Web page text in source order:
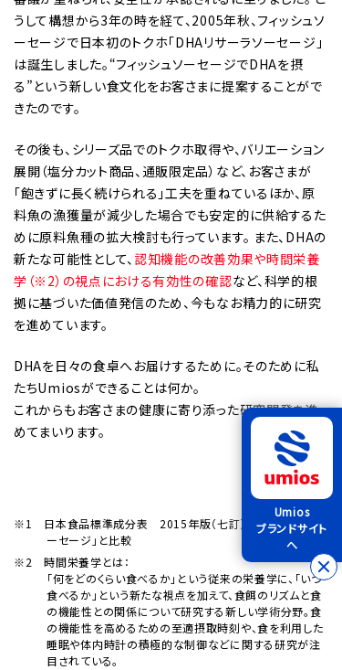
うして構想から3年の時を経て、2005年秋、フィッシュソ
ーセージで日本初のトクホ「DHAリサーラソーセージ」
は誕生しました。“フィッシュソーセージでDHAを摂
る”という新しい食文化をお客さまに提案することがで
きたのです。
その後も、シリーズ品でのトクホ取得や、バリエーション
展開（塩分カット商品、通販限定品）など、お客さまが
「飽きずに長く続けられる」工夫を重ねているほか、原
料魚の漁獲量が減少した場合でも安定的に供給するた
めに原料魚種の拡大検討も行っています。 また、DHAの
新たな可能性として、 認知機能の改善効果や時間栄養
学（※2）の視点における有効性の確認など、科学的根
拠に基づいた価値発信のため、今もなお精力的に研究
を進めています。
DHAを日々の食卓へお届けするために。そのために私
たちUmiosができることは何か。
これからもお客さまの健康に寄り添った研究開発を進
めてまいります。
※1 日本食品標準成分表 2015年版（七訂）「魚介類/魚肉ソ
ーセージ」と比較
※2 時間栄養学とは：
「何をどのくらい食べるか」という従来の栄養学に、「いつ
食べるか」という新たな視点を加えて、食餌のリズムと食
の機能性との関係について研究する新しい学術分野。食
の機能性を高めるための至適摂取時刻や、食を利用した
睡眠や体内時計の積極的な制御などに関する研究が注
目されている。
Umios
ブランドサイト
へ